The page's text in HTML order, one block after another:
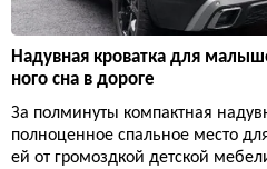
Надувная кроватка для
ного сна в дороге
За полминуты компактная
полноценное спальное место
ей от громоздкой детской